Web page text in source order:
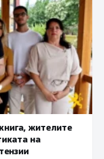
жителите
на